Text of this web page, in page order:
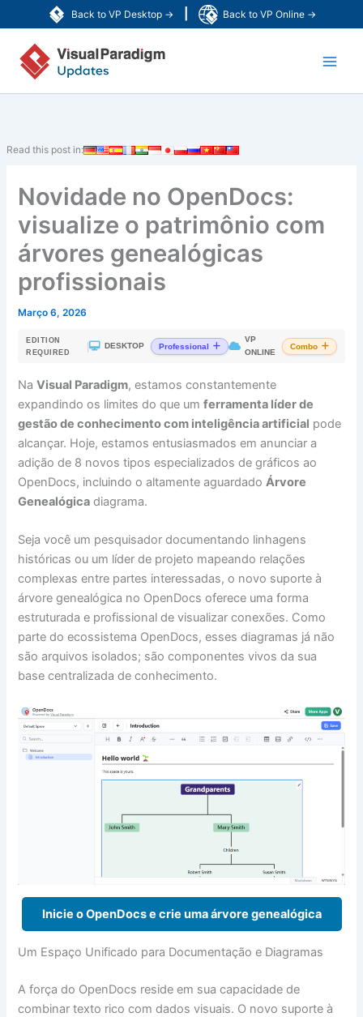
Back to VP Desktop → Back to VP Online →
to
content
Read this post in:
Novidade no OpenDocs:
visualize o patrimônio com
árvores genealógicas
profissionais
Março 6, 2026
EDITION
REQUIRED
DESKTOP Professional
VP
ONLINE
Combo
NaVisual Paradigm, estamos constantemente
expandindo os limites do que umferramenta líder de
gestão de conhecimento com inteligência artificial pode
alcançar. Hoje, estamos entusiasmados em anunciar a
adição de 8 novos tipos especializados de gráficos ao
OpenDocs, incluindo o altamente aguardadoÁrvore
Genealógica diagrama.
Seja você um pesquisador documentando linhagens
históricas ou um líder de projeto mapeando relações
complexas entre partes interessadas, o novo suporte à
árvore genealógica no OpenDocs oferece uma forma
estruturada e profissional de visualizar conexões. Como
parte do ecossistema OpenDocs, esses diagramas já não
são arquivos isolados; são componentes vivos da sua
base centralizada de conhecimento.
Inicie o OpenDocs e crie uma árvore genealógica
Um Espaço Unificado para Documentação e Diagramas
A força do OpenDocs reside em sua capacidade de
combinar texto rico com dados visuais. O novo suporte à